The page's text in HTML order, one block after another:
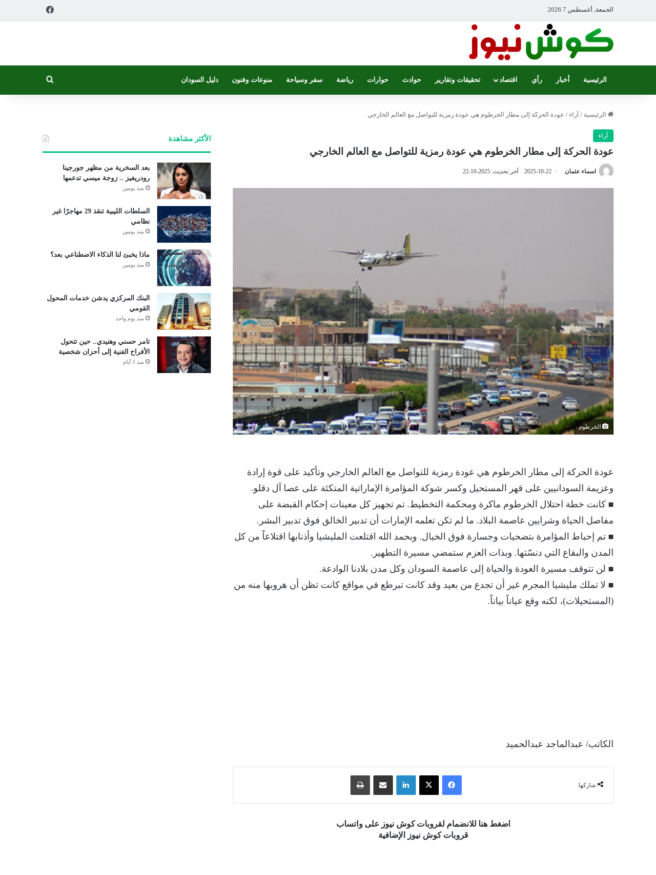
الجمعة, أغسطس 7 2026
الرئيسية أخبار رأي اقتصاد تحقيقات وتقارير حوادث حوارات رياضة سفر وسياحة منوعات وفنون دليل السودان
الرئيسية / آراء / عودة الحركة إلى مطار الخرطوم هي عودة رمزية للتواصل مع العالم الخارجي
آراء
عودة الحركة إلى مطار الخرطوم هي عودة رمزية للتواصل مع العالم الخارجي
اسماء عثمان 2025-10-22 آخر تحديث: 2025-10-22
الخرطوم
عودة الحركة إلى مطار الخرطوم هي عودة رمزية للتواصل مع العالم الخارجي وتأكيد على قوة إرادة
وعزيمة السودانيين على قهر المستحيل وكسر شوكة المؤامرة الإماراتية المتكئة على عصا آل دقلو.
■ كانت خطة احتلال الخرطوم ماكرة ومحكمة التخطيط. تم تجهيز كل معينات إحكام القبضة على
مفاصل الحياة وشرايين عاصمة البلاد. ما لم تكن تعلمه الإمارات أن تدبير الخالق فوق تدبير البشر.
■ تم إحباط المؤامرة بتضحيات وجسارة فوق الخيال. وبحمد الله اقتلعت المليشيا وأذنابها اقتلاعاً من كل
المدن والبقاع التي دنسّتها. وبذات العزم ستمضي مسيرة التطهير.
■ لن تتوقف مسيرة العودة والحياة إلى عاصمة السودان وكل مدن بلادنا الوادعة.
■ لا تملك مليشيا المجرم غير أن تجدع من بعيد وقد كانت تبرطع في مواقع كانت تظن أن هروبها منه من
(المستحيلات)، لكنه وقع عياناً بياناً.
الكاتب/ عبدالماجد عبدالحميد
شاركها
فيسبوك ‫X لينكدإن مشاركة عبر البريد
اضغط هنا للانضمام لقروبات كوش نيوز على واتساب
قروبات كوش نيوز الإضافية
الأكثر مشاهدة
بعد السخرية من مظهر جورجينا
رودريغيز .. زوجة ميسي تدعمها
منذ يومين
السلطات الليبية تنقذ 29 مهاجرًا غير
نظامي
منذ يومين
ماذا يخبئ لنا الذكاء الاصطناعي بعد؟
منذ يومين
البنك المركزي يدشن خدمات المحول
القومي
منذ يوم واحد
تامر حسني وهنيدي.. حين تتحول
الأفراح الفنية إلى أحزان شخصية
منذ 3 أيام